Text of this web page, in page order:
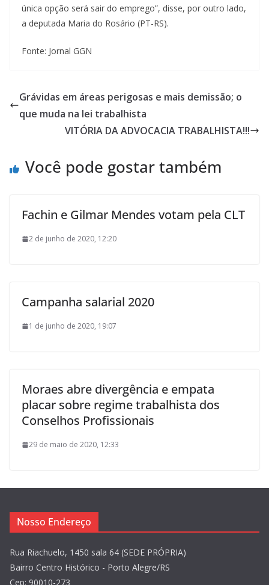
única opção será sair do emprego”, disse, por outro lado,
a deputada Maria do Rosário (PT-RS).
Fonte: Jornal GGN
Grávidas em áreas perigosas e mais demissão; o
que muda na lei trabalhista
VITÓRIA DA ADVOCACIA TRABALHISTA!!!
Você pode gostar também
Fachin e Gilmar Mendes votam pela CLT
2 de junho de 2020, 12:20
Campanha salarial 2020
1 de junho de 2020, 19:07
Moraes abre divergência e empata
placar sobre regime trabalhista dos
Conselhos Profissionais
29 de maio de 2020, 12:33
Nosso Endereço
Rua Riachuelo, 1450 sala 64 (SEDE PRÓPRIA)
Bairro Centro Histórico - Porto Alegre/RS
Cep: 90010-273